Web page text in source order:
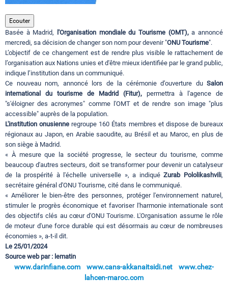
Evenements
Contact
Ecouter
Basée à Madrid, l'Organisation mondiale du Tourisme (OMT),a annoncé
mercredi, sa décision de changer son nom pour devenir "ONU Tourisme".
L’objectif de ce changement est de rendre plus visible le rattachement de
l’organisation aux Nations unies et d'être mieux identifiée par le grand public,
indique l’institution dans un communiqué.
Ce nouveau nom, annoncé lors de la cérémonie d’ouverture du Salon
international du tourisme de Madrid (Fitur), permettra à l'agence de
"s'éloigner des acronymes" comme l'OMT et de rendre son image "plus
accessible" auprès de la population.
L'institution onusienne regroupe 160 États membres et dispose de bureaux
régionaux au Japon, en Arabie saoudite, au Brésil et au Maroc, en plus de
son siège à Madrid.
« À mesure que la société progresse, le secteur du tourisme, comme
beaucoup d'autres secteurs, doit se transformer pour devenir un catalyseur
de la prospérité à l'échelle universelle », a indiquéZurab Pololikashvili,
secrétaire général d'ONU Tourisme, cité dans le communiqué.
« Améliorer le bien-être des personnes, protéger l'environnement naturel,
stimuler le progrès économique et favoriser l'harmonie internationale sont
des objectifs clés au cœur d'ONU Tourisme. L'Organisation assume le rôle
de moteur d'une force durable qui est désormais au cœur de nombreuses
économies », a-t-il dit.
Le 25/01/2024
Source web par : lematin
www.darinfiane.com www.cans-akkanaitsidi.net
www.chez-
lahcen-maroc.com